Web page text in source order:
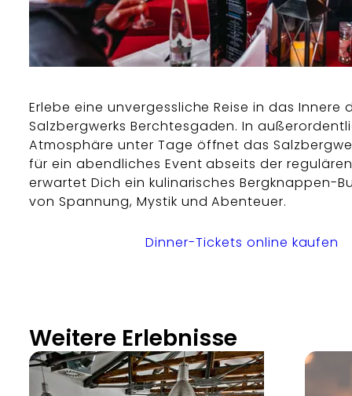
Erlebe eine unvergessliche Reise in das Innere
Salzbergwerks Berchtesgaden. In
Atmosphäre unter Tage öffnet das
für ein abendliches Event abseits der
erwartet Dich ein kulinarisches Bergknappen-
von Spannung, Mystik und Abenteuer.
Dinner-Tickets online kaufen
Weitere Erlebnisse